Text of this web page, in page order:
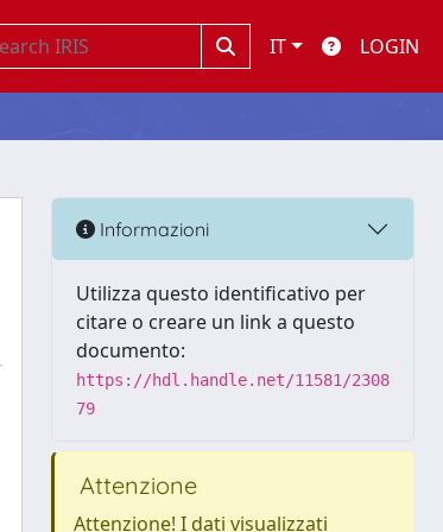
IT LOGIN
Informazioni
Utilizza questo identificativo per
citare o creare un link a questo
documento:
https://hdl.handle.net/11581/2308
79
Attenzione
Attenzione! I dati visualizzati